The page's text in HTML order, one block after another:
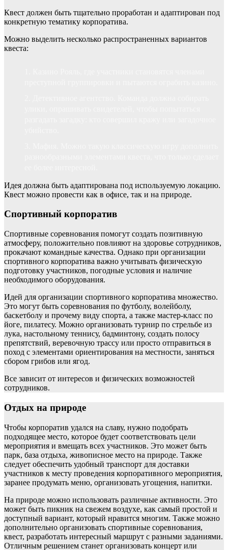
Квест должен быть тщательно проработан и адаптирован под
конкретную тематику корпоратива.
Можно выделить несколько распространенных вариантов
квеста:
Идея должна быть адаптирована под используемую локацию.
Квест можно провести как в офисе, так и на природе.
Спортивный корпоратив
Спортивные соревнования помогут создать позитивную
атмосферу, положительно повлияют на здоровье сотрудников,
прокачают командные качества. Однако при организации
спортивного корпоратива важно учитывать физическую
подготовку участников, погодные условия и наличие
необходимого оборудования.
Идей для организации спортивного корпоратива множество.
Это могут быть соревнования по футболу, волейболу,
баскетболу и прочему виду спорта, а также мастер-класс по
йоге, пилатесу. Можно организовать турнир по стрельбе из
лука, настольному теннису, бадминтону, создать полосу
препятствий, веревочную трассу или просто отправиться в
поход с элементами ориентирования на местности, заняться
сбором грибов или ягод.
Все зависит от интересов и физических возможностей
сотрудников.
Отдых на природе
Чтобы корпоратив удался на славу, нужно подобрать
подходящее место, которое будет соответствовать цели
мероприятия и вмещать всех участников. Это может быть
парк, база отдыха, живописное место на природе. Также
следует обеспечить удобный транспорт для доставки
участников к месту проведения корпоративного мероприятия,
заранее продумать меню, организовать угощения, напитки.
На природе можно использовать различные активности. Это
может быть пикник на свежем воздухе, как самый простой и
доступный вариант, который нравится многим. Также можно
дополнительно организовать спортивные соревнования,
квест, разработать интересный маршрут с разными заданиями.
Отличным решением станет организовать концерт или